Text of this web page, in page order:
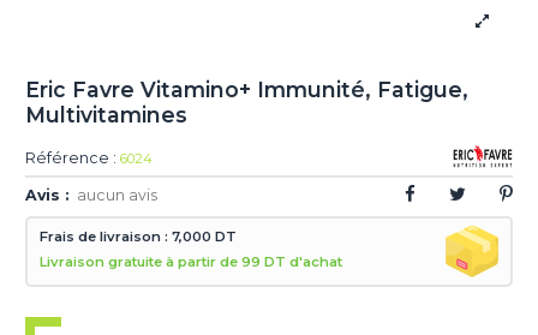
Eric Favre Vitamino+ Immunité, Fatigue,
Multivitamines
Référence : 6024
Avis : aucun avis
Frais de livraison : 7,000 DT
Livraison gratuite à partir de 99 DT d'achat